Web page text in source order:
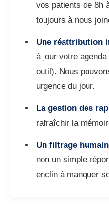
vos patients de 8h
toujours à nous
Une réattribution
à jour votre
outil). Nous
urgence du jour.
La gestion des
rafraîchir la
Un filtrage
non un simple
enclin à manquer